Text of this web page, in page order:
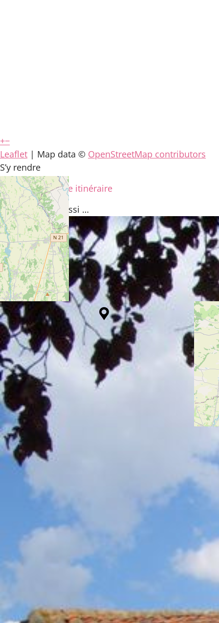
+−
Leaflet | Map data © OpenStreetMap contributors
S’y rendre
Calculez votre itinéraire
Vous aimerezaussi …